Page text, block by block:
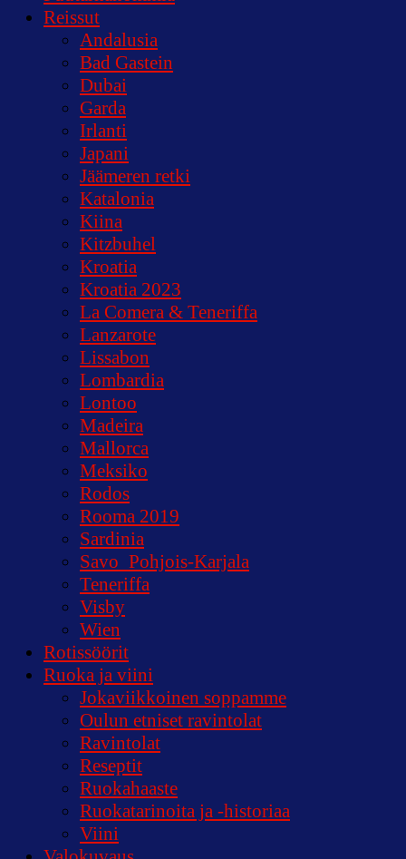
Reissut
Andalusia
Bad Gastein
Dubai
Garda
Irlanti
Japani
Jäämeren retki
Katalonia
Kiina
Kitzbuhel
Kroatia
Kroatia 2023
La Comera & Teneriffa
Lanzarote
Lissabon
Lombardia
Lontoo
Madeira
Mallorca
Meksiko
Rodos
Rooma 2019
Sardinia
Savo_Pohjois-Karjala
Teneriffa
Visby
Wien
Rotissöörit
Ruoka ja viini
Jokaviikkoinen soppamme
Oulun etniset ravintolat
Ravintolat
Reseptit
Ruokahaaste
Ruokatarinoita ja -historiaa
Viini